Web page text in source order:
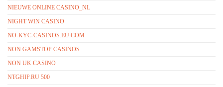
NIEUWE ONLINE CASINO_NL
NIGHT WIN CASINO
NO-KYC-CASINOS.EU.COM
NON GAMSTOP CASINOS
NON UK CASINO
NTGHIP.RU 500